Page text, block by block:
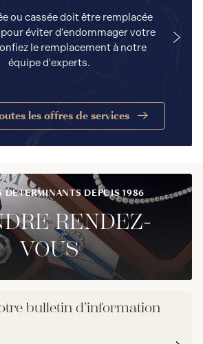
ou cassée doit être remplacée
éviter d'endommager votre
le remplacement à notre
équipe d'experts.
les offres de services
DÉTERMINANTS DEPUIS 1986
RENDEZ-
VOUS
bulletin d’information